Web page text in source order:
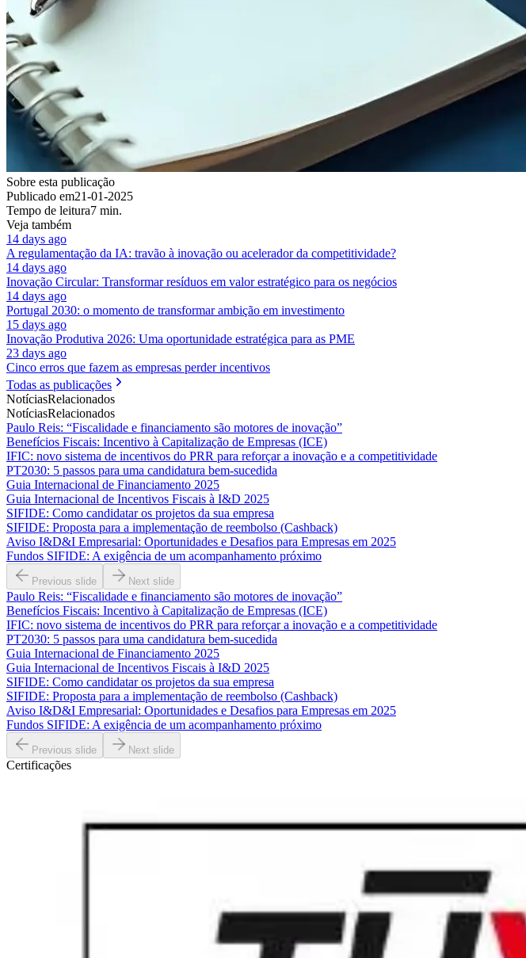
Sobre esta publicação
Publicado em21-01-2025
Tempo de leitura7 min.
Veja também
14 days ago
A regulamentação da IA: travão à inovação ou acelerador da competitividade?
14 days ago
Inovação Circular: Transformar resíduos em valor estratégico para os negócios
14 days ago
Portugal 2030: o momento de transformar ambição em investimento
15 days ago
Inovação Produtiva 2026: Uma oportunidade estratégica para as PME
23 days ago
Cinco erros que fazem as empresas perder incentivos
Todas as publicações
NotíciasRelacionados
NotíciasRelacionados
Paulo Reis: “Fiscalidade e financiamento são motores de inovação”
Benefícios Fiscais: Incentivo à Capitalização de Empresas (ICE)
IFIC: novo sistema de incentivos do PRR para reforçar a inovação e a competitividade
PT2030: 5 passos para uma candidatura bem-sucedida
Guia Internacional de Financiamento 2025
Guia Internacional de Incentivos Fiscais à I&D 2025
SIFIDE: Como candidatar os projetos da sua empresa
SIFIDE: Proposta para a implementação de reembolso (Cashback)
Aviso I&D&I Empresarial: Oportunidades e Desafios para Empresas em 2025
Fundos SIFIDE: A exigência de um acompanhamento próximo
Previous slide Next slide
Paulo Reis: “Fiscalidade e financiamento são motores de inovação”
Benefícios Fiscais: Incentivo à Capitalização de Empresas (ICE)
IFIC: novo sistema de incentivos do PRR para reforçar a inovação e a competitividade
PT2030: 5 passos para uma candidatura bem-sucedida
Guia Internacional de Financiamento 2025
Guia Internacional de Incentivos Fiscais à I&D 2025
SIFIDE: Como candidatar os projetos da sua empresa
SIFIDE: Proposta para a implementação de reembolso (Cashback)
Aviso I&D&I Empresarial: Oportunidades e Desafios para Empresas em 2025
Fundos SIFIDE: A exigência de um acompanhamento próximo
Previous slide Next slide
Certificações